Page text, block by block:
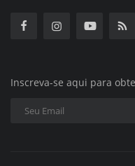
Inscreva-se aqui para